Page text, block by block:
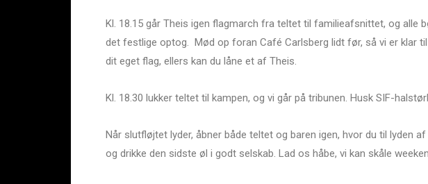
Kl. 18.15 går Theis igen flagmarch fra teltet til familieafsnittet, og alle
det festlige optog. Mød op foran Café Carlsberg lidt før, så vi er klar
dit eget flag, ellers kan du låne et af Theis.
Kl. 18.30 lukker teltet til kampen, og vi går på tribunen. Husk SIF-
Når slutfløjtet lyder, åbner både teltet og baren igen, hvor du til lyden
og drikke den sidste øl i godt selskab. Lad os håbe, vi kan skåle